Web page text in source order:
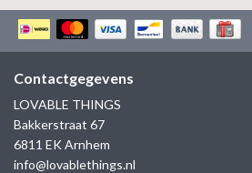
Contactgegevens
LOVABLE THINGS
Bakkerstraat 67
6811 EK Arnhem
info@lovablethings.nl